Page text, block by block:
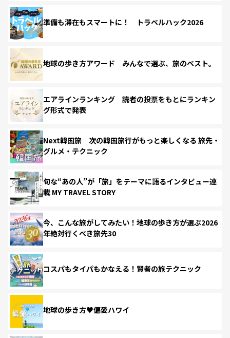
準備も滞在もスマートに！ トラベルハック2026
地球の歩き方アワード みんなで選ぶ、旅のベスト。
エアラインランキング 読者の投票をもとにランキン
グ形式で発表
Next韓国旅 次の韓国旅行がもっと楽しくなる 旅先・
グルメ・テクニック
旬な“あの人”が「旅」をテーマに語るインタビュー連
載 MY TRAVEL STORY
今、こんな旅がしてみたい！地球の歩き方が選ぶ2026
年絶対行くべき旅先30
コスパもタイパもかなえる！賢者の旅テクニック
地球の歩き方♥偏愛ハワイ